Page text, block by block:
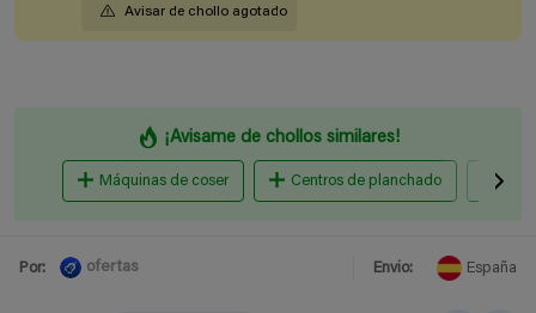
Avisar de chollo agotado
¡Avisame de chollos similares!
Máquinas de coser Centros de planchado
Por: ofertas Envio: España